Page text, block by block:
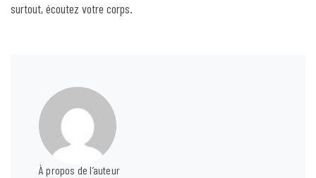
surtout, écoutez votre corps.
À propos de l’auteur